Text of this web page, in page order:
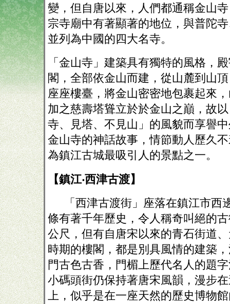
變，但自唐以來，人們都通稱金山
宗寺廟中有著顯著的地位，與普陀
並列為中國的四大名寺。
「金山寺」建築具有獨特的風格，
閣，全部依金山而建，從山麓到山
座座樓臺，將金山密密地包裹起來
加之慈壽塔聳立於於金山之巔，故
寺、見塔、不見山」的風貌而享譽
金山寺的神話故事，情節動人歷久
為鎮江古城最吸引人的景點之一。
【鎮江‧西津古渡】
「西津古渡街」座落在鎮江市西
條有著千年歷史，令人稱奇叫絕的
公尺，但有自唐宋以來的青石街道
時期的樓閣，都是別具風情的建築
門古色古香，門楣上歷代名人的題
小碼頭街仍保持著唐宋風韻，漫步
上，似乎是在一座天然的歷史博物